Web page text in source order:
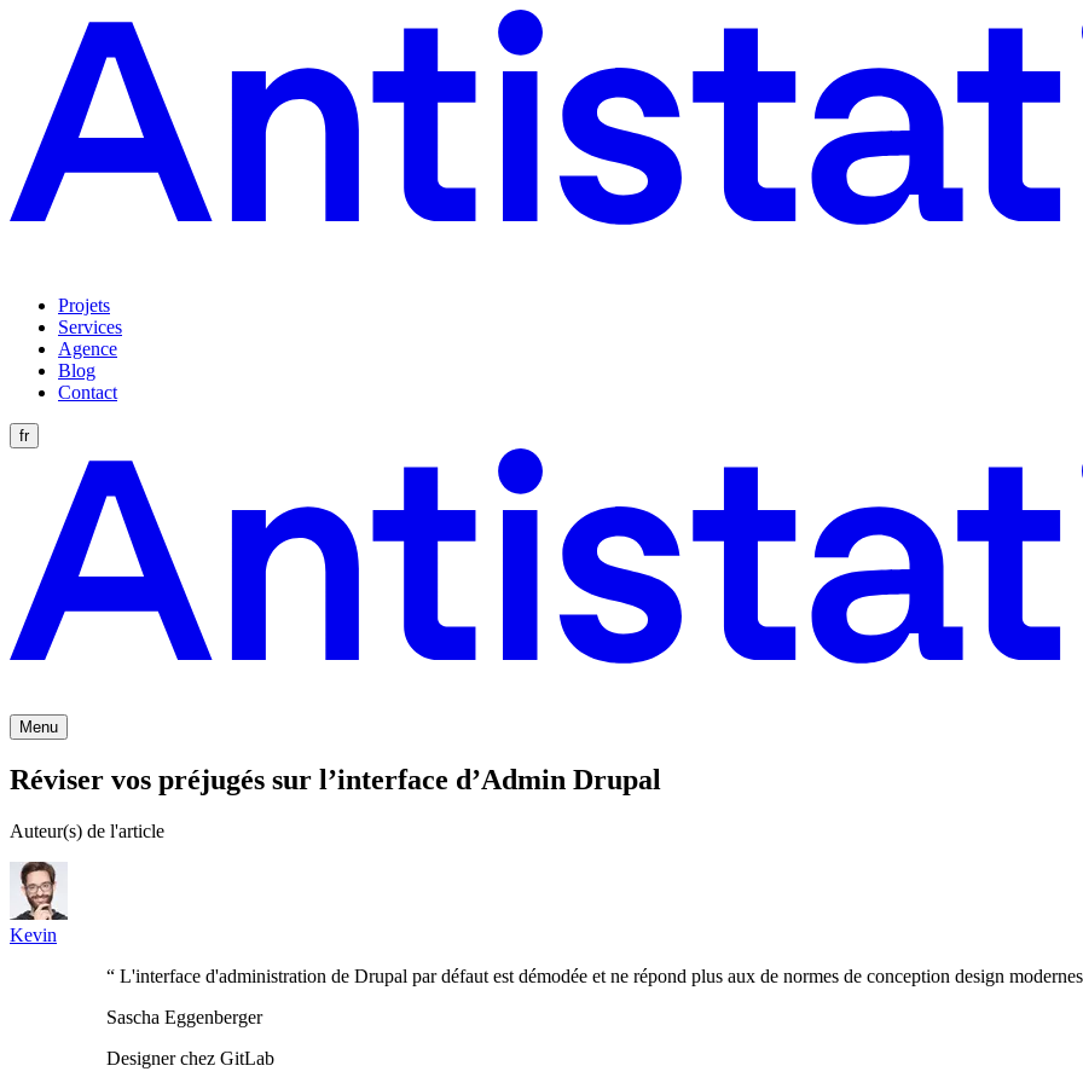
Projets
Services
Agence
Blog
Contact
fr
Menu
Réviser vos préjugés sur l’interface d’Admin Drupal
Auteur(s) de l'article
Kevin
“ L'interface d'administration de Drupal par défaut est démodée et ne répond plus aux de normes de conception design
Sascha Eggenberger
Designer chez GitLab